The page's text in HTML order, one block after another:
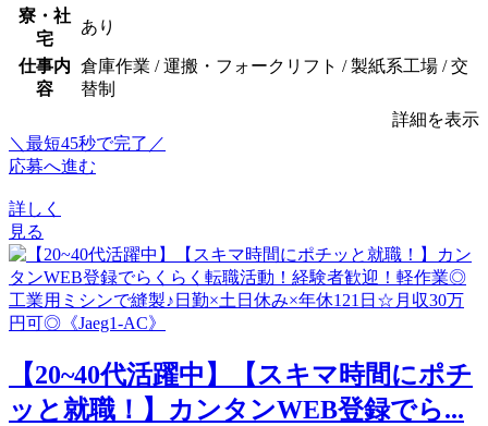
寮・社
宅
あり
仕事内
容
倉庫作業 / 運搬・フォークリフト / 製紙系工場 / 交
替制
詳細を表示
＼最短45秒で完了／
応募へ進む
詳しく
見る
【20~40代活躍中】【スキマ時間にポチ
ッと就職！】カンタンWEB登録でら...